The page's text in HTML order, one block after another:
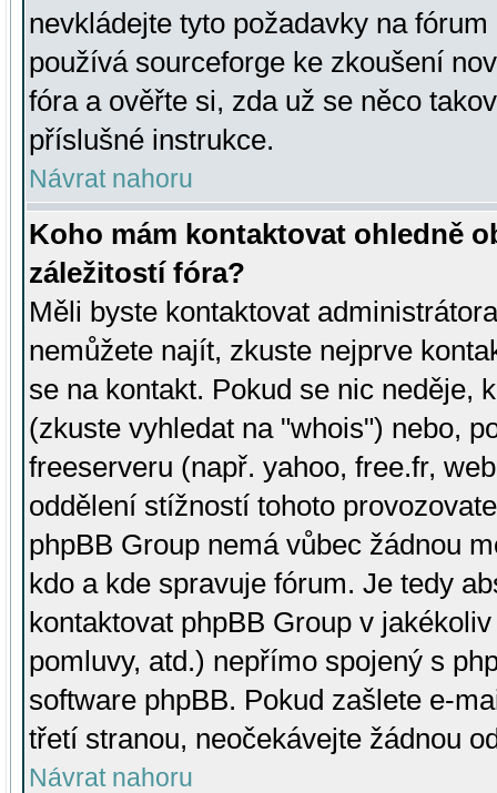
nevkládejte tyto požadavky na
používá sourceforge ke zkoušení
fóra a ověřte si, zda už se něco
příslušné instrukce.
Návrat nahoru
Koho mám kontaktovat ohledně
záležitostí fóra?
Měli byste kontaktovat
nemůžete najít, zkuste nejprve
se na kontakt. Pokud se nic neděje,
(zkuste vyhledat na "whois") nebo,
freeserveru (např. yahoo, free.fr,
oddělení stížností tohoto
phpBB Group nemá vůbec žádnou
kdo a kde spravuje fórum. Je tedy
kontaktovat phpBB Group v
pomluvy, atd.) nepřímo spojený s
software phpBB. Pokud zašlete e-
třetí stranou, neočekávejte žádnou
Návrat nahoru